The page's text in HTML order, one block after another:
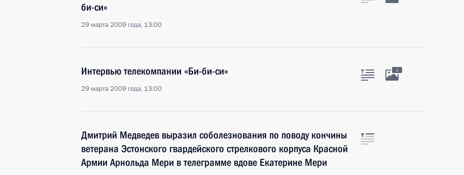
би-си»
29 марта 2009 года, 13:00
Интервью телекомпании «Би-би-си»
29 марта 2009 года, 13:00
1
Дмитрий Медведев выразил соболезнования по поводу кончины
ветерана Эстонского гвардейского стрелкового корпуса Красной
Армии Арнольда Мери в телеграмме вдове Екатерине Мери